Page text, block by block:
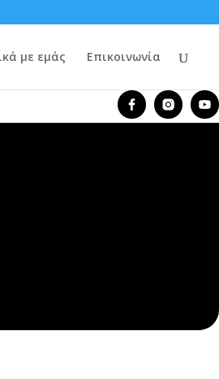
με εμάς Επικοινωνία